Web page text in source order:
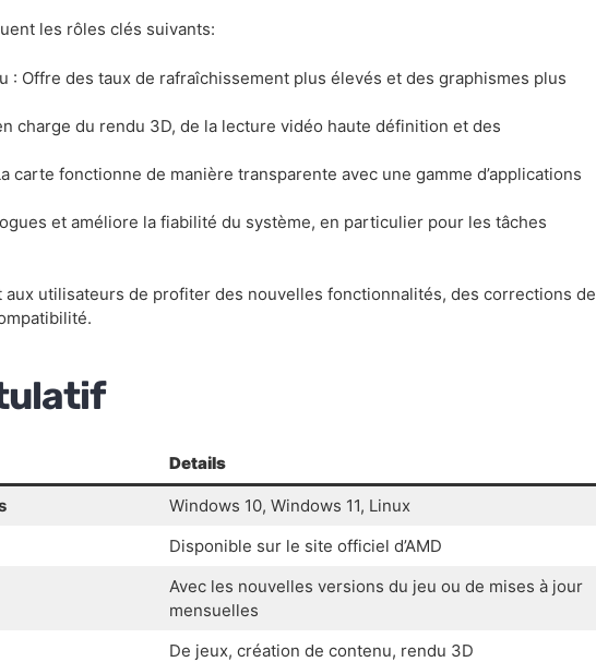
les rôles clés suivants:
: Offre des taux de rafraîchissement plus élevés et des graphismes plus
charge du rendu 3D, de la lecture vidéo haute définition et des
carte fonctionne de manière transparente avec une gamme d’applications
et améliore la fiabilité du système, en particulier pour les tâches
aux utilisateurs de profiter des nouvelles fonctionnalités, des corrections de
Details
Windows 10, Windows 11, Linux
Disponible sur le site officiel d’AMD
Avec les nouvelles versions du jeu ou de mises à jour
mensuelles
De jeux, création de contenu, rendu 3D